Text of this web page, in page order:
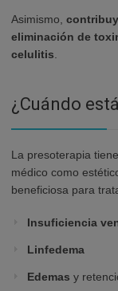
Asimismo,
eliminación de
celulitis
¿Cuándo
La presoterapia
médico como
beneficiosa para
Insuficiencia
Linfedema
Edemas y